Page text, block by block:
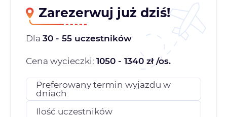
Zarezerwuj już dziś!
Dla 30 - 55 uczestników
Cena wycieczki: 1050 - 1340 zł /os.
Preferowany termin wyjazdu w
dniach
Ilość uczestników